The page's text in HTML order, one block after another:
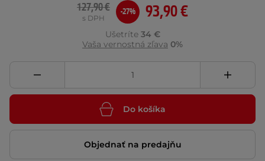
93,90 €
127,90 €
s DPH
-27%
Ušetríte 34 €
Vaša vernostná zľava 0%
Do košíka
Objednať na predajňu